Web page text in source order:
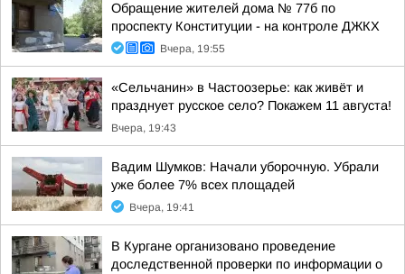
Обращение жителей дома № 77б по
проспекту Конституции - на контроле ДЖКХ
Вчера, 19:55
«Сельчанин» в Частоозерье: как живёт и
празднует русское село? Покажем 11 августа!
Вчера, 19:43
Вадим Шумков: Начали уборочную. Убрали
уже более 7% всех площадей
Вчера, 19:41
В Кургане организовано проведение
доследственной проверки по информации о